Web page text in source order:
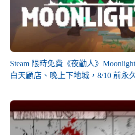
Steam 限時免費《夜勤人》
白天顧店、晚上下地城，8/10 前永